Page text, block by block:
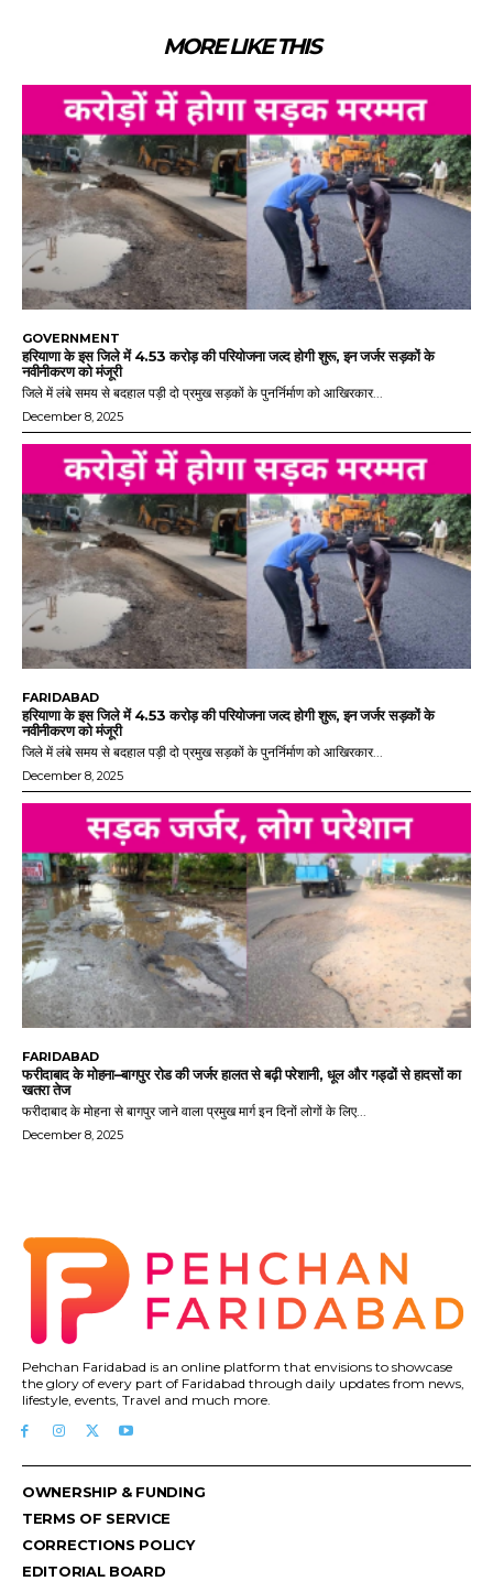
MORE LIKE THIS
GOVERNMENT
हरियाणा के इस जिले में 4.53 करोड़ की परियोजना जल्द होगी शुरू, इन जर्जर सड़कों के
नवीनीकरण को मंजूरी
जिले में लंबे समय से बदहाल पड़ी दो प्रमुख सड़कों के पुनर्निर्माण को आखिरकार...
December 8, 2025
FARIDABAD
हरियाणा के इस जिले में 4.53 करोड़ की परियोजना जल्द होगी शुरू, इन जर्जर सड़कों के
नवीनीकरण को मंजूरी
जिले में लंबे समय से बदहाल पड़ी दो प्रमुख सड़कों के पुनर्निर्माण को आखिरकार...
December 8, 2025
FARIDABAD
फरीदाबाद के मोहना–बागपुर रोड की जर्जर हालत से बढ़ी परेशानी, धूल और गड्ढों से हादसों का
खतरा तेज
फरीदाबाद के मोहना से बागपुर जाने वाला प्रमुख मार्ग इन दिनों लोगों के लिए...
December 8, 2025
Pehchan Faridabad is an online platform that envisions to showcase
the glory of every part of Faridabad through daily updates from news,
lifestyle, events, Travel and much more.
OWNERSHIP & FUNDING
TERMS OF SERVICE
CORRECTIONS POLICY
EDITORIAL BOARD